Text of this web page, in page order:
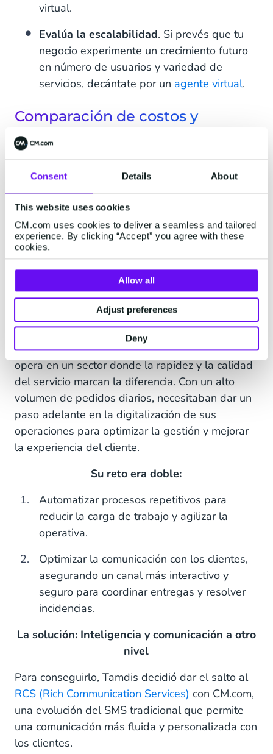
Consent Details About
This website uses cookies
CM.com uses cookies to deliver a seamless and tailored
experience. By clicking “Accept” you agree with these
cookies.
Allow all
Adjust preferences
Deny
virtual.
Evalúa la escalabilidad. Si prevés que tu
negocio experimente un crecimiento futuro
en número de usuarios y variedad de
servicios, decántate por un agente virtual.
Comparación de costos y
beneficios
(TABLA)
Casos de éxito
TAMDIS | Comunicación mas
segura (RCS) y automatización
inteligente para una logística
Una empresa especializada enla entrega a
domicilio de mueblesy productos voluminosos,
opera en un sector donde la rapidez y la calidad
del servicio marcan la diferencia. Con un alto
volumen de pedidos diarios, necesitaban dar un
paso adelante en la digitalización de sus
operaciones para optimizar la gestión y mejorar
la experiencia del cliente.
Su reto era doble:
Automatizar procesos repetitivos para
reducir la carga de trabajo y agilizar la
operativa.
Optimizar la comunicación con los clientes,
asegurando un canal más interactivo y
seguro para coordinar entregas y resolver
incidencias.
La solución: Inteligencia y comunicación a otro
nivel
Para conseguirlo, Tamdis decidió dar el salto al
RCS (Rich Communication Services) con CM.com,
una evolución del SMS tradicional que permite
una comunicación más fluida y personalizada con
los clientes.